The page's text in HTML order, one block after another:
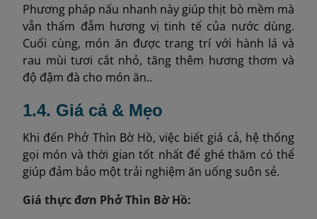
Phương pháp nấu nhanh này giúp thịt bò mềm mà
vẫn thấm đẫm hương vị tinh tế của nước dùng.
Cuối cùng, món ăn được trang trí với hành lá và
rau mùi tươi cắt nhỏ, tăng thêm hương thơm và
độ đậm đà cho món ăn..
1.4. Giá cả & Mẹo
Khi đến Phở Thìn Bờ Hồ, việc biết giá cả, hệ thống
gọi món và thời gian tốt nhất để ghé thăm có thể
giúp đảm bảo một trải nghiệm ăn uống suôn sẻ.
Giá thực đơn Phở Thìn Bờ Hồ: